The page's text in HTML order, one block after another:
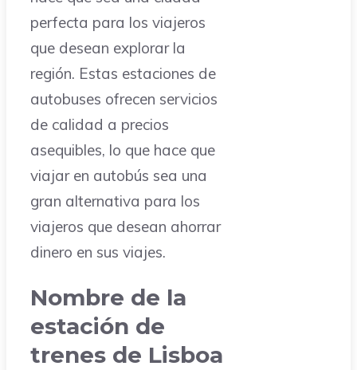
perfecta para los viajeros
que desean explorar la
región. Estas estaciones de
autobuses ofrecen servicios
de calidad a precios
asequibles, lo que hace que
viajar en autobús sea una
gran alternativa para los
viajeros que desean ahorrar
dinero en sus viajes.
Nombre de la
estación de
trenes de Lisboa